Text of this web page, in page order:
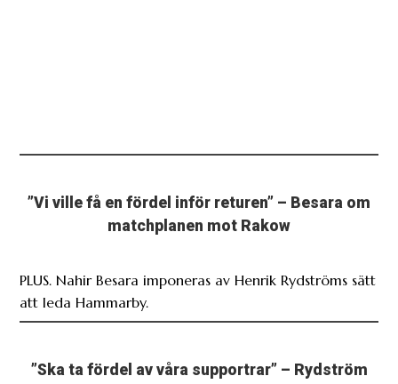
”Vi ville få en fördel inför returen” – Besara om
matchplanen mot Rakow
PLUS. Nahir Besara imponeras av Henrik Rydströms sätt
att leda Hammarby.
”Ska ta fördel av våra supportrar” – Rydström